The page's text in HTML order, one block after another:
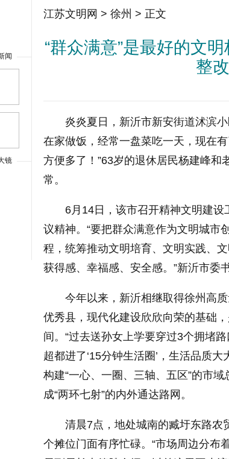
江苏文明网 > 徐州 > 正文
“群众满意”是最好的文
整
炎炎夏日，新沂市新安街道沭滨
在家做饭，经常一盘菜吃一天，现在
方便多了！”63岁的退休居民杨建峰
常。
6月14日，该市召开精神文明建
议精神。“要把群众满意作为文明城市
程，统筹推动文明培育、文明实践、
获得感、幸福感、安全感。”新沂市委
今年以来，新沂相继取得徐州高
优秀县，现代化建设欣欣向荣的基础
间。“过去送孙女上学要穿过3个拥堵
超都进了‘15分钟生活圈’，生活品质
构建“一心、一圈、三轴、五区”的市
成“两环七射”的内外通达路网。
清晨7点，地处城南的臧圩东路农
个摊位门面有序忙碌。“市场周边分布
闻
镜